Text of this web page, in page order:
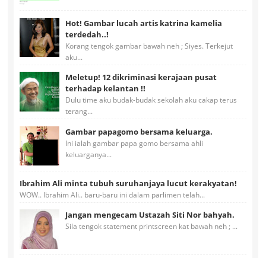
Hot! Gambar lucah artis katrina kamelia
terdedah..!
Korang tengok gambar bawah neh ; Siyes. Terkejut
aku...
Meletup! 12 dikriminasi kerajaan pusat
terhadap kelantan !!
Dulu time aku budak-budak sekolah aku cakap terus
terang...
Gambar papagomo bersama keluarga.
Ini ialah gambar papa gomo bersama ahli
keluarganya...
Ibrahim Ali minta tubuh suruhanjaya lucut kerakyatan!
WOW.. Ibrahim Ali.. baru-baru ini dalam parlimen telah...
Jangan mengecam Ustazah Siti Nor bahyah.
Sila tengok statement printscreen kat bawah neh ; ...